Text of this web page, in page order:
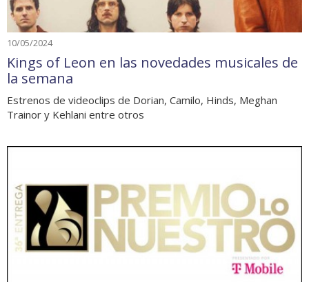
10/05/2024
Kings of Leon en las novedades musicales de
la semana
Estrenos de videoclips de Dorian, Camilo, Hinds, Meghan
Trainor y Kehlani entre otros